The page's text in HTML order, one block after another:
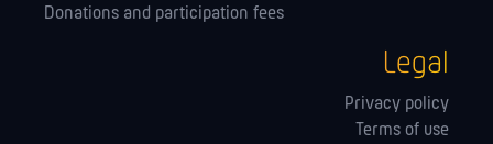
Donations and participation fees
Legal
Privacy policy
Terms of use